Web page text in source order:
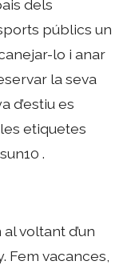
dels
públics un
lo i anar
la seva
d’estiu es
etiquetes
.
voltant d’un
Fem vacances,